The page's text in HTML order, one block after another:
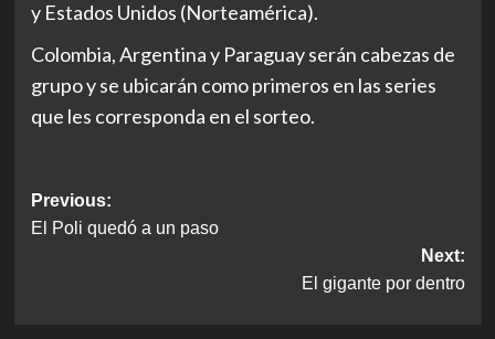
y Estados Unidos (Norteamérica).
Colombia, Argentina y Paraguay serán cabezas de
grupo y se ubicarán como primeros en las series
que les corresponda en el sorteo.
Post
navigation
Previous:
El Poli quedó a un paso
Next:
El gigante por dentro